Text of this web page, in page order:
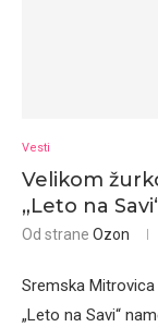
Vesti
Velikom
„Leto na
Od strane Ozon
Sremska
„Leto na Savi“